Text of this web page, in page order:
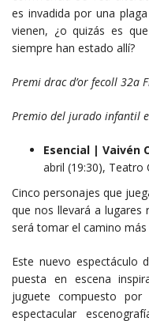
es invadida por una
vienen, ¿o quizás es
siempre han estado allí?
Premi drac d’or fecoll 32a
Premio del jurado infantil
Esencial | Vaivén
abril (19:30), Teatro
Cinco personajes que
que nos llevará a lugares
será tomar el camino más
Este nuevo espectáculo
puesta en escena
juguete compuesto
espectacular